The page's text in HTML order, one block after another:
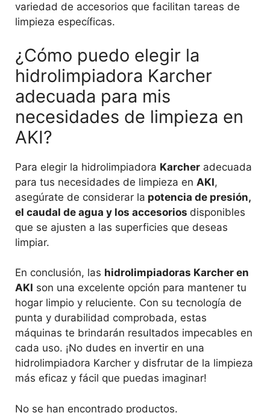
variedad de accesorios que facilitan tareas de
limpieza específicas.
¿Cómo puedo elegir la
hidrolimpiadora Karcher
adecuada para mis
necesidades de limpieza en
AKI?
Para elegir la hidrolimpiadora Karcher adecuada
para tus necesidades de limpieza en AKI,
asegúrate de considerar la potencia de presión,
el caudal de agua y los accesorios disponibles
que se ajusten a las superficies que deseas
limpiar.
En conclusión, las hidrolimpiadoras Karcher en
AKI son una excelente opción para mantener tu
hogar limpio y reluciente. Con su tecnología de
punta y durabilidad comprobada, estas
máquinas te brindarán resultados impecables en
cada uso. ¡No dudes en invertir en una
hidrolimpiadora Karcher y disfrutar de la limpieza
más eficaz y fácil que puedas imaginar!
No se han encontrado productos.